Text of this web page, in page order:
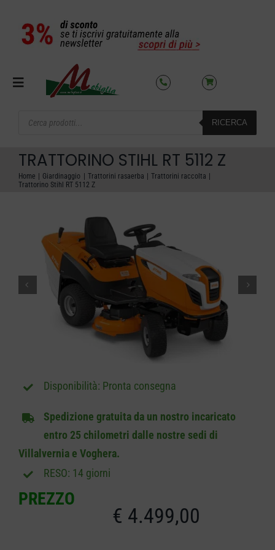
contenuto
Toggle
OFFERTE DEL MESE
NOLEGGIO
CARRELLO
search
RICERCA
TRATTORINO STIHL RT 5112 Z
Home Giardinaggio Trattorini rasaerba
Trattorini raccolta
Trattorino Stihl RT 5112 Z
Pronta consegna
Spedizione gratuita da un nostro incaricato
entro 25 chilometri dalle nostre sedi di
Villalvernia e Voghera.
RESO: 14 giorni
PREZZO
€ 4.499,00